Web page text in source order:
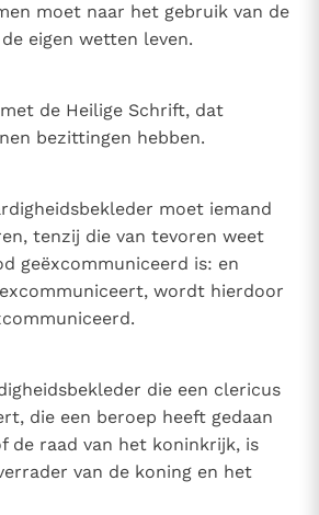
moet naar het gebruik van de
eigen wetten leven.
de Heilige Schrift, dat
bezittingen hebben.
moet iemand
tenzij die van tevoren weet
geëxcommuniceerd is: en
wordt hierdoor
die een clericus
die een beroep heeft gedaan
de raad van het koninkrijk, is
van de koning en het